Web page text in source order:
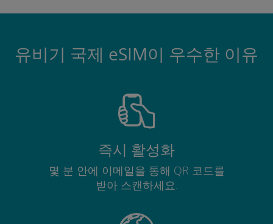
유비기 국제 eSIM이 우수한 이유
즉시 활성화
몇 분 안에 이메일을 통해 QR 코드를
받아 스캔하세요.